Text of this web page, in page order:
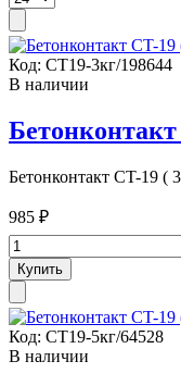
Код: СТ19-3кг/198644
В наличии
Бетонконтакт CT-19 (
985 ₽
Код: СТ19-5кг/64528
В наличии